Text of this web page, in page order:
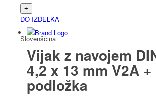
Slovenščina
DO IZDELKA
Vijak z navojem
4,2 x 13 mm V2A +
podložka